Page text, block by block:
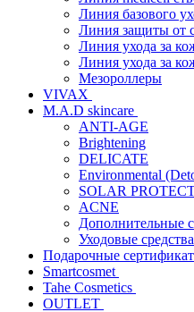
Линия базового
Линия защиты от
Линия ухода за
Линия ухода за
Мезороллеры
VIVAX
M.A.D skincare
ANTI-AGE
Brightening
DELICATE
Environmental
SOLAR
АCNE
Дополнительные
Уходовые средства
Подарочные
Smartcosmet
Tahe Cosmetics
OUTLET